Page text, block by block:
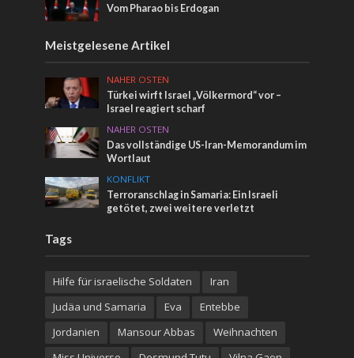
Vom Pharao bis Erdogan
Meistgelesene Artikel
NAHER OSTEN
Türkei wirft Israel „Völkermord“ vor –
Israel reagiert scharf
NAHER OSTEN
Das vollständige US-Iran-Memorandum im
Wortlaut
KONFLIKT
Terroranschlag in Samaria: Ein Israeli
getötet, zwei weitere verletzt
Tags
Hilfe für israelische Soldaten
Iran
Judäa und Samaria
Eva
Entebbe
Jordanien
Mansour Abbas
Weihnachten